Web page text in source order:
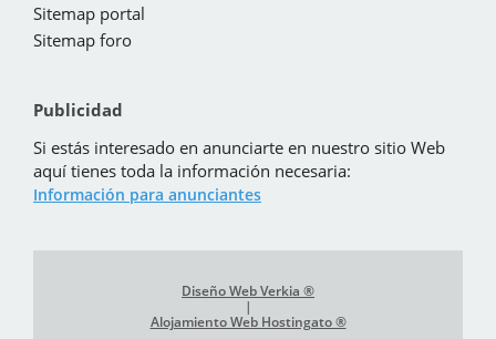
Sitemap portal
Sitemap foro
Publicidad
Si estás interesado en anunciarte en nuestro sitio Web
aquí tienes toda la información necesaria:
Información para anunciantes
Diseño Web Verkia ®
|
Alojamiento Web Hostingato ®